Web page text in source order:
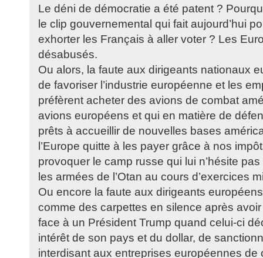
Le déni de démocratie a été patent ?
le clip gouvernemental qui fait aujourd’hui
exhorter les Français à aller voter ? Les
désabusés.
Ou alors, la faute aux dirigeants nationaux
de favoriser l’industrie européenne et les
préfèrent acheter des avions de combat
avions européens et qui en matière de
prêts à accueillir de nouvelles bases
l’Europe quitte à les payer grâce à nos
provoquer le camp russe qui lui n’hésite
les armées de l’Otan au cours d’exercices
Ou encore la faute aux dirigeants
comme des carpettes en silence après
face à un Président Trump quand celui-ci
intérêt de son pays et du dollar, de
interdisant aux entreprises européennes de